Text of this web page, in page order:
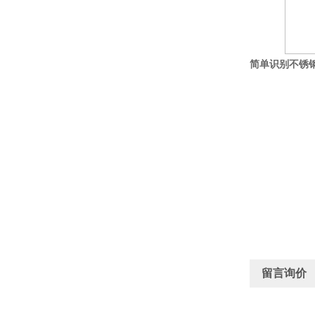
简单识别不锈
留言询价